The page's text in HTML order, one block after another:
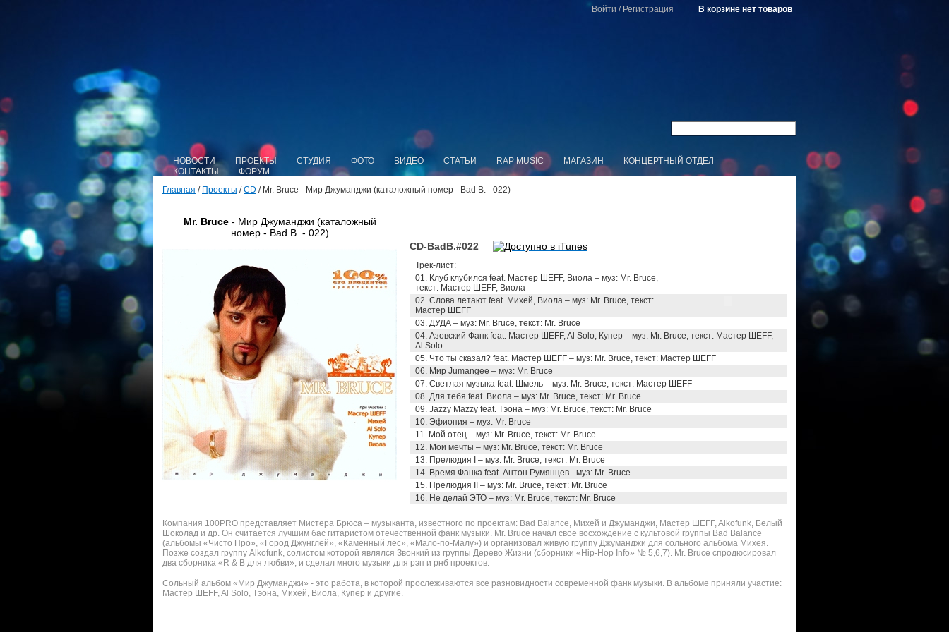
Войти / Регистрация В корзине нет товаров
НОВОСТИ ПРОЕКТЫ СТУДИЯ ФОТО ВИДЕО СТАТЬИ RAP MUSIC МАГАЗИН
КОНЦЕРТНЫЙ ОТДЕЛ
КОНТАКТЫ
ФОРУМ
Главная / Проекты /CD / Mr. Bruce - Мир Джуманджи (каталожный номер - Bad B. - 022)
Mr. Bruce- Мир Джуманджи (каталожный
номер - Bad B. - 022)
CD-BadB.#022
Трек-лист:
01. Клуб клубился feat. Мастер ШЕFF, Виола – муз: Mr. Bruce,
текст: Мастер ШЕFF, Виола
02. Слова летают feat. Михей, Виола – муз: Mr. Bruce, текст:
Мастер ШЕFF
03. ДУДА – муз: Mr. Bruce, текст: Mr. Bruce
04. Азовский Фанк feat. Мастер ШЕFF, Al Solo, Купер – муз: Mr. Bruce, текст: Мастер ШЕFF,
Al Solo
05. Что ты сказал? feat. Мастер ШЕFF – муз: Mr. Bruce, текст: Мастер ШЕFF
06. Мир Jumangee – муз: Mr. Bruce
07. Светлая музыка feat. Шмель – муз: Mr. Bruce, текст: Мастер ШЕFF
08. Для тебя feat. Виола – муз: Mr. Bruce, текст: Mr. Bruce
09. Jazzy Mazzy feat. Тэона – муз: Mr. Bruce, текст: Mr. Bruce
10. Эфиопия – муз: Mr. Bruce
11. Мой отец – муз: Mr. Bruce, текст: Mr. Bruce
12. Мои мечты – муз: Mr. Bruce, текст: Mr. Bruce
13. Прелюдия I – муз: Mr. Bruce, текст: Mr. Bruce
14. Время Фанка feat. Антон Румянцев - муз: Mr. Bruce
15. Прелюдия II – муз: Mr. Bruce, текст: Mr. Bruce
16. Не делай ЭТО – муз: Mr. Bruce, текст: Mr. Bruce
Компания 100PRO представляет Мистера Брюса – музыканта, известного по проектам: Bad Balance, Михей и Джуманджи, Мастер ШЕFF, Alkofunk, Белый
Шоколад и др. Он считается лучшим бас гитаристом отечественной фанк музыки. Mr. Bruce начал свое восхождение с культовой группы Bad Balance
(альбомы «Чисто Про», «Город Джунглей», «Каменный лес», «Мало-по-Малу») и организовал живую группу Джуманджи для сольного альбома Михея.
Позже создал группу Alkofunk, солистом которой являлся Звонкий из группы Дерево Жизни (сборники «Hip-Hop Info» № 5,6,7). Mr. Bruce спродюсировал
два сборника «R & B для любви», и сделал много музыки для рэп и рнб проектов.
Сольный альбом «Мир Джуманджи» - это работа, в которой прослеживаются все разновидности современной фанк музыки. В альбоме приняли участие:
Мастер ШЕFF, Al Solo, Тэона, Михей, Виола, Купер и другие.